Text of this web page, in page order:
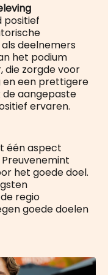
positief
deelnemers
het podium
die zorgde voor
een prettigere
aangepaste
ervaren.
één aspect
het goede doel.
regio
goede doelen